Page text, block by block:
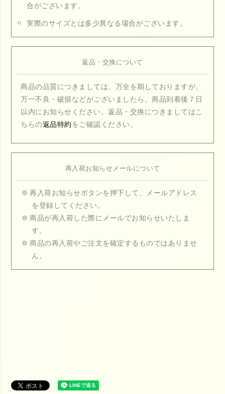
合がございます。
実際のサイズとは多少異なる場合がございます。
返品・交換について
商品の品質につきましては、万全を期しておりますが、
万一不良・破損などがございましたら、商品到着後７日
以内にお知らせください。返品・交換につきましてはこ
ちらの返品特約 をご確認ください。
再入荷お知らせメールについて
再入荷お知らせボタンを押下して、メールアドレス
を登録してください。
商品が再入荷した際にメールでお知らせいたしま
す。
商品の再入荷やご注文を確定するものではありませ
ん。